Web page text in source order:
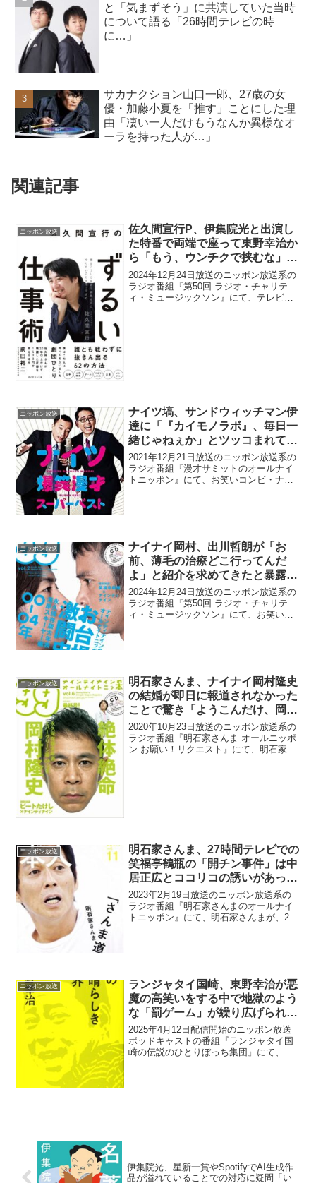
と「気まずそう」に共演していた当時
について語る「26時間テレビの時
に…」
サカナクション山口一郎、27歳の女
優・加藤小夏を「推す」ことにした理
由「凄い一人だけもうなんか異様なオ
ーラを持った人が…」
関連記事
ニッポン放送
佐久間宣行P、伊集院光と出演し
た特番で両端で座って東野幸治か
ら「もう、ウンチクで挟むな」と
言われたと明かす
2024年12月24日放送のニッポン放送系の
ラジオ番組『第50回 ラジオ・チャリテ
ィ・ミュージックソン』にて、テレビプ
ニッポン放送
ナイツ塙、サンドウィッチマン伊
達に「『カイモノラボ』、毎日一
緒じゃねぇか」とツッコまれてお
茶を吹き出すハプニング
2021年12月21日放送のニッポン放送系の
ラジオ番組『漫才サミットのオールナイ
トニッポン』にて、お笑いコンビ・ナイ
ニッポン放送
ナイナイ岡村、出川哲朗が「お
前、薄毛の治療どこ行ってんだ
よ」と紹介を求めてきたと暴露
「『イッテQ』で水に浸かった
ら…」
2024年12月24日放送のニッポン放送系の
ラジオ番組『第50回 ラジオ・チャリテ
ィ・ミュージックソン』にて、お笑いコ
ニッポン放送
明石家さんま、ナイナイ岡村隆史
の結婚が即日に報道されなかった
ことで驚き「ようこんだけ、岡村
クラスでもバレないもんやねん
な」
2020年10月23日放送のニッポン放送系の
ラジオ番組『明石家さんま オールニッポ
ン お願い！リクエスト』にて、明石家さ
ニッポン放送
明石家さんま、27時間テレビでの
笑福亭鶴瓶の「開チン事件」は中
居正広とココリコの誘いがあった
から起きてしまったと指摘「コイ
ツら、悪いフリしとんなぁ」
2023年2月19日放送のニッポン放送系の
ラジオ番組『明石家さんまのオールナイ
トニッポン』にて、明石家さんまが、27
ニッポン放送
ランジャタイ国崎、東野幸治が悪
魔の高笑いをする中で地獄のよう
な「罰ゲーム」が繰り広げられて
いたと明かす「手を叩いて笑って
(笑)」
2025年4月12日配信開始のニッポン放送
ポッドキャストの番組『ランジャタイ国
崎の伝説のひとりぼっち集団』にて、お
伊集院光、星新一賞やSpotifyでAI生成作
品が溢れていることでの対応に疑問「い